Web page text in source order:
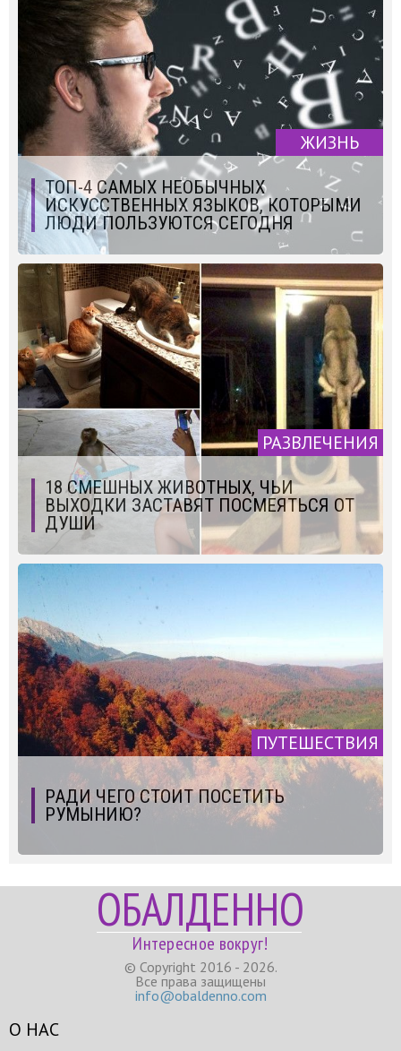
ЖИЗНЬ
ТОП-4 САМЫХ НЕОБЫЧНЫХ
ИСКУССТВЕННЫХ ЯЗЫКОВ, КОТОРЫМИ
ЛЮДИ ПОЛЬЗУЮТСЯ СЕГОДНЯ
РАЗВЛЕЧЕНИЯ
18 СМЕШНЫХ ЖИВОТНЫХ, ЧЬИ
ВЫХОДКИ ЗАСТАВЯТ ПОСМЕЯТЬСЯ ОТ
ДУШИ
ПУТЕШЕСТВИЯ
РАДИ ЧЕГО СТОИТ ПОСЕТИТЬ
РУМЫНИЮ?
ОБАЛДЕННО
Интересное вокруг!
© Copyright 2016 - 2026.
Все права защищены
info@obaldenno.com
О НАС